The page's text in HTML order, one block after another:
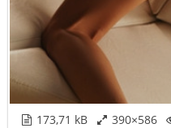
173,71 kB 390×586